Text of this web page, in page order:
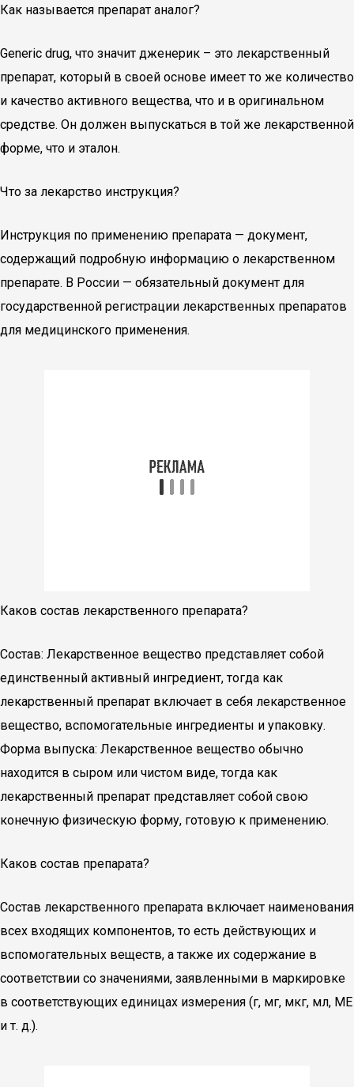
Как называется препарат аналог?
Generic drug, что значит дженерик – это лекарственный
препарат, который в своей основе имеет то же количество
и качество активного вещества, что и в оригинальном
средстве. Он должен выпускаться в той же лекарственной
форме, что и эталон.
Что за лекарство инструкция?
Инструкция по применению препарата — документ,
содержащий подробную информацию о лекарственном
препарате. В России — обязательный документ для
государственной регистрации лекарственных препаратов
для медицинского применения.
Каков состав лекарственного препарата?
Состав: Лекарственное вещество представляет собой
единственный активный ингредиент, тогда как
лекарственный препарат включает в себя лекарственное
вещество, вспомогательные ингредиенты и упаковку.
Форма выпуска: Лекарственное вещество обычно
находится в сыром или чистом виде, тогда как
лекарственный препарат представляет собой свою
конечную физическую форму, готовую к применению.
Каков состав препарата?
Состав лекарственного препарата включает наименования
всех входящих компонентов, то есть действующих и
вспомогательных веществ, а также их содержание в
соответствии со значениями, заявленными в маркировке
в соответствующих единицах измерения (г, мг, мкг, мл, МЕ
и т. д.).